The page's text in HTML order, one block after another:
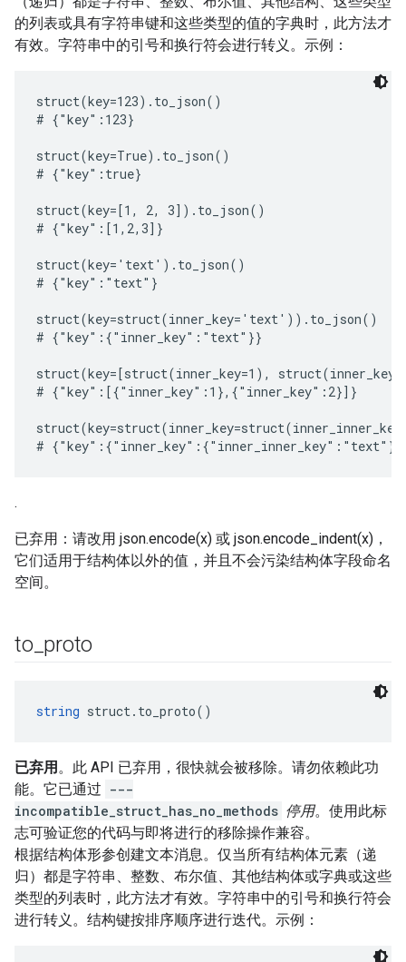
的列表或具有字符串键和这些类型的值的字典时，此方法才
有效。字符串中的引号和换行符会进行转义。示例：
struct(key=123).to_json()
# {"key":123}
struct(key=True).to_json()
# {"key":true}
struct(key=[1, 2, 3]).to_json()
# {"key":[1,2,3]}
struct(key='text').to_json()
# {"key":"text"}
struct(key=struct(inner_key='text')).to_json()
# {"key":{"inner_key":"text"}}
struct(key=[struct(inner_key=1),
# {"key":[{"inner_key":1},{"inner_key":2}]}
.
已弃用：请改用 json.encode(x) 或 json.encode_indent(x)，
它们适用于结构体以外的值，并且不会污染结构体字段命名
空间。
to proto
string struct.to_proto()
已弃用 。此 API 已弃用，很快就会被移除。请勿依赖此功
能。它已通过 ---
incompatible_struct_has_no_methods 停用。使用此标
志可验证您的代码与即将进行的移除操作兼容。
根据结构体形参创建文本消息。仅当所有结构体元素（递
归）都是字符串、整数、布尔值、其他结构体或字典或这些
类型的列表时，此方法才有效。字符串中的引号和换行符会
进行转义。结构键按排序顺序进行迭代。示例：